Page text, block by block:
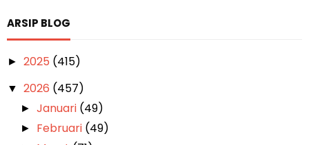
ARSIP BLOG
► 2025 (415)
▼ 2026 (457)
►Januari (49)
► Februari (49)